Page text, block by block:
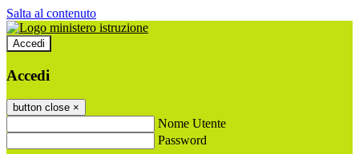
Salta al contenuto
Accedi
Accedi
button close ×
Nome Utente
Password